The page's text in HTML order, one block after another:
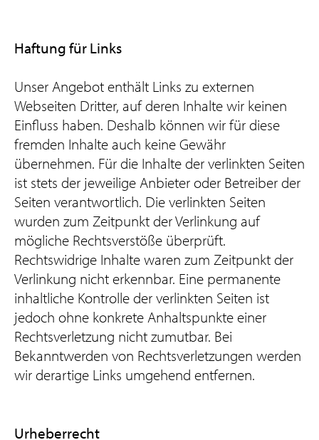
Haftung für Links
Unser Angebot enthält Links zu externen
Webseiten Dritter, auf deren Inhalte wir keinen
Einfluss haben. Deshalb können wir für diese
fremden Inhalte auch keine Gewähr
übernehmen. Für die Inhalte der verlinkten Seiten
ist stets der jeweilige Anbieter oder Betreiber der
Seiten verantwortlich. Die verlinkten Seiten
wurden zum Zeitpunkt der Verlinkung auf
mögliche Rechtsverstöße überprüft.
Rechtswidrige Inhalte waren zum Zeitpunkt der
Verlinkung nicht erkennbar. Eine permanente
inhaltliche Kontrolle der verlinkten Seiten ist
jedoch ohne konkrete Anhaltspunkte einer
Rechtsverletzung nicht zumutbar. Bei
Bekanntwerden von Rechtsverletzungen werden
wir derartige Links umgehend entfernen.
Urheberrecht